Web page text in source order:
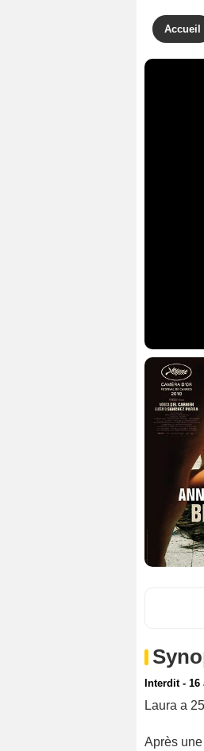
Accueil
Interdit - 16
Laura a
Après